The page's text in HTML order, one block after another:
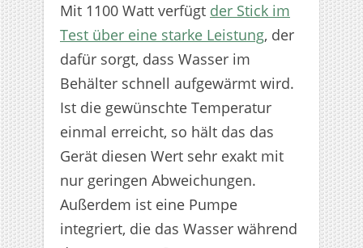
Mit 1100 Watt verfügt der Stick im
Test über eine starke Leistung, der
dafür sorgt, dass Wasser im
Behälter schnell aufgewärmt wird.
Ist die gewünschte Temperatur
einmal erreicht, so hält das das
Gerät diesen Wert sehr exakt mit
nur geringen Abweichungen.
Außerdem ist eine Pumpe
integriert, die das Wasser während